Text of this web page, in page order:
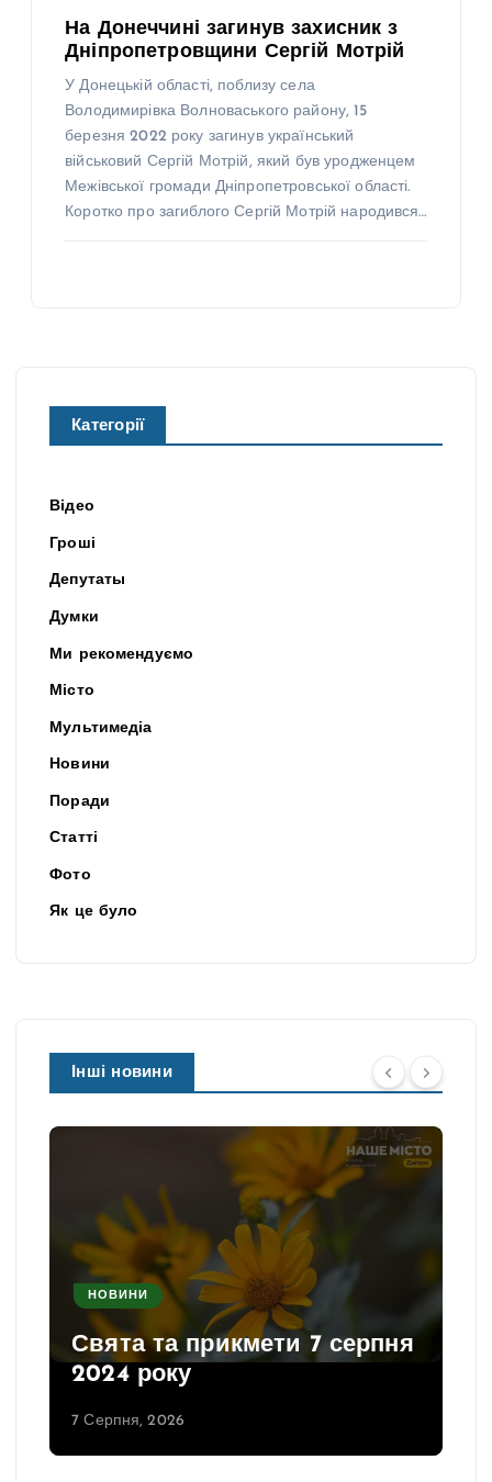
На Донеччині загинув захисник з
Дніпропетровщини Сергій Мотрій
У Донецькій області, поблизу села
Володимирівка Волноваського району, 15
березня 2022 року загинув український
військовий Сергій Мотрій, який був уродженцем
Межівської громади Дніпропетровської області.
Коротко про загиблого Сергій Мотрій народився…
Категорії
Відео
Гроші
Депутаты
Думки
Ми рекомендуємо
Місто
Мультимедіа
Новини
Поради
Статті
Фото
Як це було
Інші новини
НОВИНИ
Свята та прикмети 7 серпня
2024 року
7 Серпня, 2026